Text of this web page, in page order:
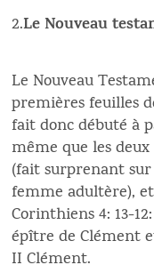
2.Le Nouveau
Le Nouveau
premières feuilles
fait donc débuté à
même que les deux
(fait surprenant sur
femme adultère),
Corinthiens 4: 13-
épître de Clément
II Clément.